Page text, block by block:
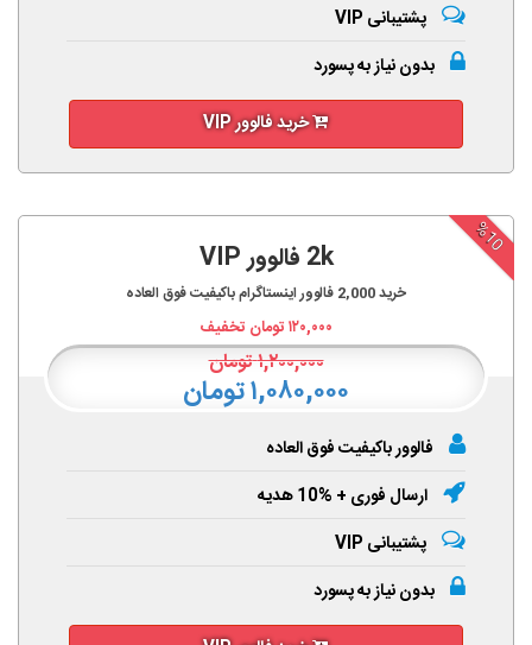
پشتیبانی VIP
بدون نیاز به پسورد
خرید فالوور VIP
%10
2k فالوور VIP
خرید2,000 فالوور اینستاگرام باکیفیت فوق العاده
۱۲۰,۰۰۰تومان تخفیف
۱,۲۰۰,۰۰۰تومان
۱,۰۸۰,۰۰۰ تومان
فالوور باکیفیت فوق العاده
ارسال فوری + %10 هدیه
پشتیبانی VIP
بدون نیاز به پسورد